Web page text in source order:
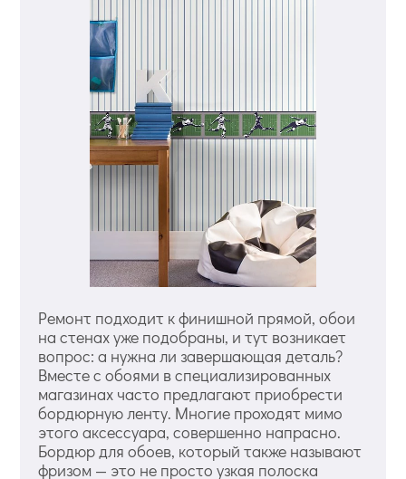
Ремонт подходит к финишной прямой, обои
на стенах уже подобраны, и тут возникает
вопрос: а нужна ли завершающая деталь?
Вместе с обоями в специализированных
магазинах часто предлагают приобрести
бордюрную ленту. Многие проходят мимо
этого аксессуара, совершенно напрасно.
Бордюр для обоев, который также называют
фризом — это не просто узкая полоска